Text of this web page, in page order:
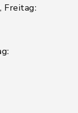
Freitag: